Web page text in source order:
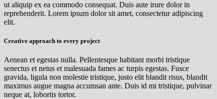
ut aliquip ex ea commodo consequat. Duis aute irure dolor in
reprehenderit. Lorem ipsum dolor sit amet, consectetur adipiscing
elit.
Creative approach to every project
Aenean et egestas nulla. Pellentesque habitant morbi tristique
senectus et netus et malesuada fames ac turpis egestas. Fusce
gravida, ligula non molestie tristique, justo elit blandit risus, blandit
maximus augue magna accumsan ante. Duis id mi tristique, pulvinar
neque at, lobortis tortor.